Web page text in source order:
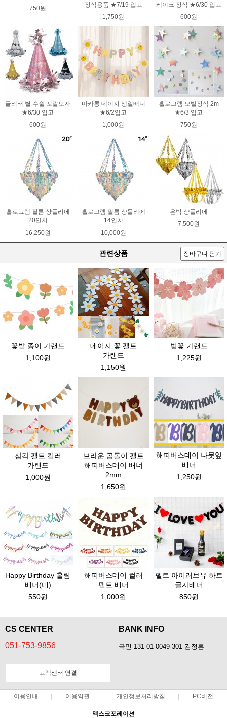
750원
장식용품 ★7/19 입고
1,750원
케이크 장식 ★6/30 입고
600원
글리터 별 수술 꼬깔모자
★6/30 입고
600원
마카롱 데이지 생일배너
★6/2입고
1,000원
홀로그램 모빌장식 2m
★6/3 입고
750원
홀로그램 필름 샹들리에
20인치
16,250원
홀로그램 필름 샹들리에
14인치
10,000원
은박 샹들리에
7,500원
관련상품 장바구니 담기
꽃밭 종이 가랜드
1,100원
데이지 꽃 펠트
가랜드
1,150원
벚꽃 가랜드
1,225원
삼각 펠트 컬러
가랜드
1,000원
브라운 곰돌이 펠트
해피버스데이 배너
2mm
1,650원
해피버스데이 나뭇잎
배너
1,250원
Happy Birthday 흘림
배너(대)
550원
해피버스데이 컬러
펠트 배너
1,000원
펠트 아이러브유 하트
글자배너
850원
CS CENTER
051-753-9856
BANK INFO
국민 131-01-0049-301 김정훈
고객센터 연결
이용안내 이용약관 개인정보처리방침 PC버전
맥스코포레이션